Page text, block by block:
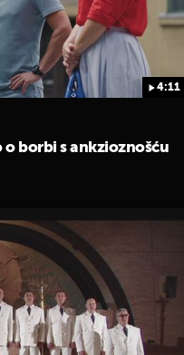
4:11
o borbi s ankzioznošću